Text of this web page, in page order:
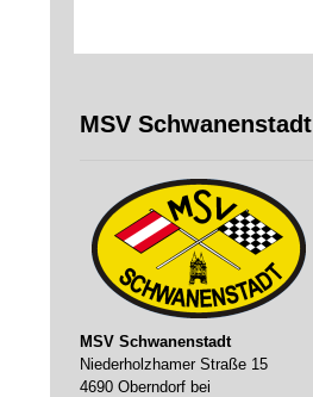
MSV Schwanenstadt
MSV Schwanenstadt
Niederholzhamer Straße 15
4690 Oberndorf bei